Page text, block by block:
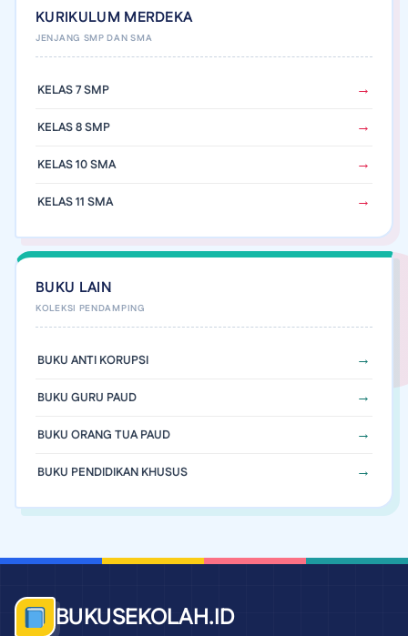
KURIKULUM MERDEKA
KELAS 7 SMP
KELAS 8 SMP
KELAS 10 SMA
KELAS 11 SMA
BUKU LAIN
BUKU ANTI KORUPSI
BUKU GURU PAUD
BUKU ORANG TUA PAUD
BUKU PENDIDIKAN KHUSUS
BUKUSEKOLAH.ID